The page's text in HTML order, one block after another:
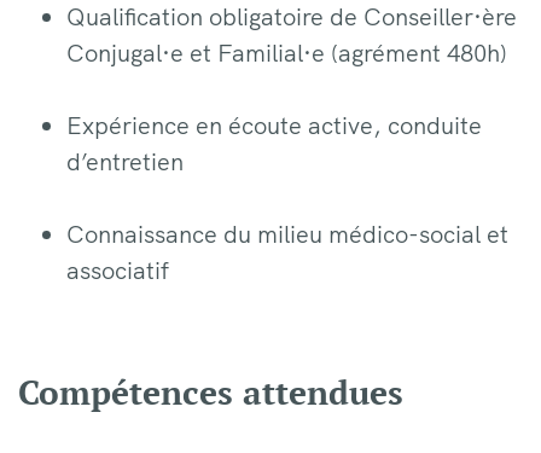
Qualification obligatoire de Conseiller·ère
Conjugal·e et Familial·e (agrément 480h)
Expérience en écoute active, conduite
d’entretien
Connaissance du milieu médico-social et
associatif
Compétences attendues